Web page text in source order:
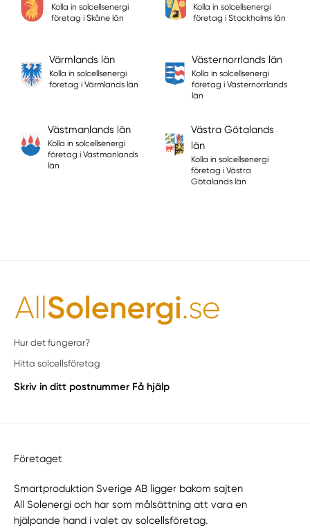
Kolla in solcellsenergi
företag i Skåne län
Kolla in solcellsenergi
företag i Stockholms län
Värmlands län
Kolla in solcellsenergi
företag i Värmlands län
Västernorrlands län
Kolla in solcellsenergi
företag i Västernorrlands
län
Västmanlands län
Kolla in solcellsenergi
företag i Västmanlands
län
Västra Götalands
län
Kolla in solcellsenergi
företag i Västra
Götalands län
Hur det fungerar?
Hitta solcellsföretag
Skriv in ditt postnummer Få hjälp
Företaget
Smartproduktion Sverige AB ligger bakom sajten
All Solenergi och har som målsättning att vara en
hjälpande hand i valet av solcellsföretag.